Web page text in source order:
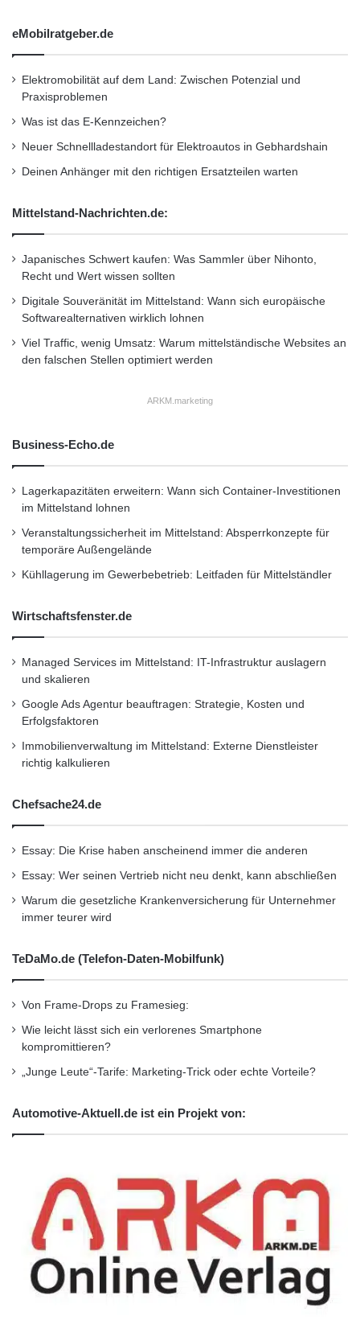
eMobilratgeber.de
Elektromobilität auf dem Land: Zwischen Potenzial und
Praxisproblemen
Was ist das E-Kennzeichen?
Neuer Schnellladestandort für Elektroautos in Gebhardshain
Deinen Anhänger mit den richtigen Ersatzteilen warten
Mittelstand-Nachrichten.de:
Japanisches Schwert kaufen: Was Sammler über Nihonto,
Recht und Wert wissen sollten
Digitale Souveränität im Mittelstand: Wann sich europäische
Softwarealternativen wirklich lohnen
Viel Traffic, wenig Umsatz: Warum mittelständische Websites an
den falschen Stellen optimiert werden
ARKM.marketing
Business-Echo.de
Lagerkapazitäten erweitern: Wann sich Container-Investitionen
im Mittelstand lohnen
Veranstaltungssicherheit im Mittelstand: Absperrkonzepte für
temporäre Außengelände
Kühllagerung im Gewerbebetrieb: Leitfaden für Mittelständler
Wirtschaftsfenster.de
Managed Services im Mittelstand: IT-Infrastruktur auslagern
und skalieren
Google Ads Agentur beauftragen: Strategie, Kosten und
Erfolgsfaktoren
Immobilienverwaltung im Mittelstand: Externe Dienstleister
richtig kalkulieren
Chefsache24.de
Essay: Die Krise haben anscheinend immer die anderen
Essay: Wer seinen Vertrieb nicht neu denkt, kann abschließen
Warum die gesetzliche Krankenversicherung für Unternehmer
immer teurer wird
TeDaMo.de (Telefon-Daten-Mobilfunk)
Von Frame-Drops zu Framesieg:
Wie leicht lässt sich ein verlorenes Smartphone
kompromittieren?
„Junge Leute“-Tarife: Marketing-Trick oder echte Vorteile?
Automotive-Aktuell.de ist ein Projekt von: